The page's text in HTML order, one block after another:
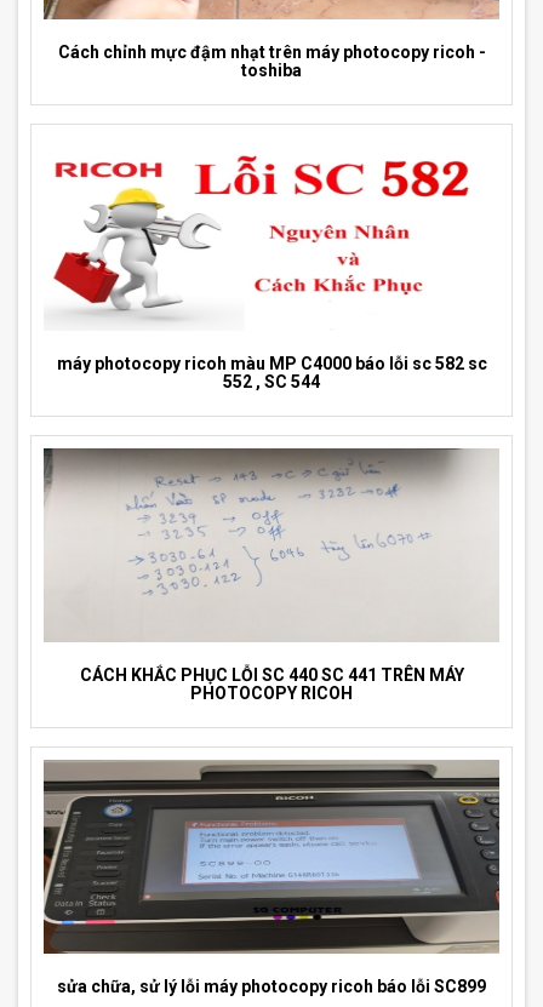
Cách chỉnh mực đậm nhạt trên máy photocopy ricoh -
toshiba
máy photocopy ricoh màu MP C4000 báo lỗi sc 582 sc
552 , SC 544
CÁCH KHẮC PHỤC LỖI SC 440 SC 441 TRÊN MÁY
PHOTOCOPY RICOH
sửa chữa, sử lý lỗi máy photocopy ricoh báo lỗi SC899